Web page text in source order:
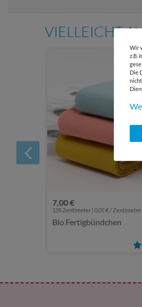
VIELLEICHT
7,00 €
135 Zentimeter | 0,05 € / Zentimeter
Bio Fertigbündchen
Wir
z.B.
Die